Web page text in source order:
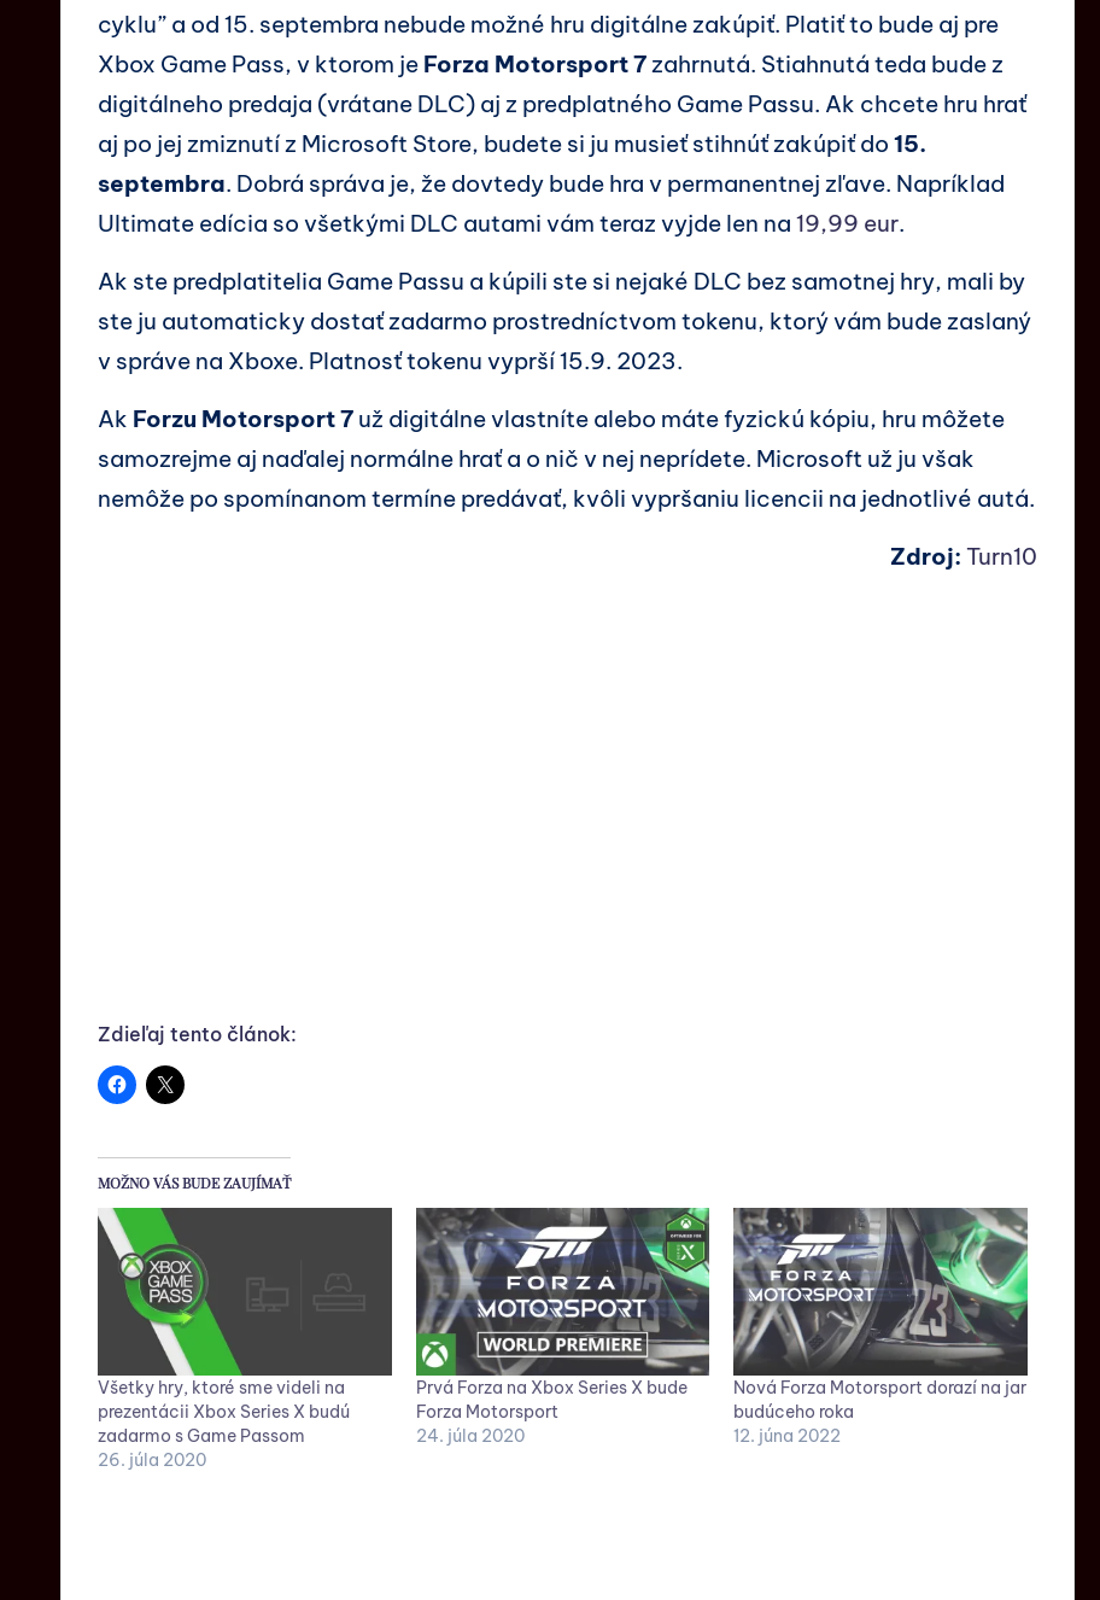
cyklu” a od 15. septembra nebude možné hru digitálne zakúpiť. Platiť to bude aj pre
Xbox Game Pass, v ktorom je Forza Motorsport 7 zahrnutá. Stiahnutá teda bude z
digitálneho predaja (vrátane DLC) aj z predplatného Game Passu. Ak chcete hru hrať
aj po jej zmiznutí z Microsoft Store, budete si ju musieť stihnúť zakúpiť do 15.
septembra. Dobrá správa je, že dovtedy bude hra v permanentnej zľave. Napríklad
Ultimate edícia so všetkými DLC autami vám teraz vyjde len na 19,99 eur.
Ak ste predplatitelia Game Passu a kúpili ste si nejaké DLC bez samotnej hry, mali by
ste ju automaticky dostať zadarmo prostredníctvom tokenu, ktorý vám bude zaslaný
v správe na Xboxe. Platnosť tokenu vyprší 15.9. 2023.
Ak Forzu Motorsport 7 už digitálne vlastníte alebo máte fyzickú kópiu, hru môžete
samozrejme aj naďalej normálne hrať a o nič v nej neprídete. Microsoft už ju však
nemôže po spomínanom termíne predávať, kvôli vypršaniu licencii na jednotlivé autá.
Zdroj: Turn10
Zdieľaj tento článok:
MOŽNO VÁS BUDE ZAUJÍMAŤ
Všetky hry, ktoré sme videli na
prezentácii Xbox Series X budú
zadarmo s Game Passom
26. júla 2020
Prvá Forza na Xbox Series X bude
Forza Motorsport
24. júla 2020
Nová Forza Motorsport dorazí na jar
budúceho roka
12. júna 2022